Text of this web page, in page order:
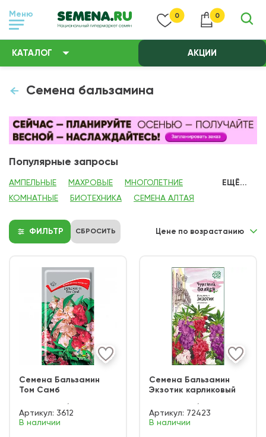
Меню 0 0
КАТАЛОГ АКЦИИ
Семена бальзамина
Популярные запросы
АМПЕЛЬНЫЕ МАХРОВЫЕ
МНОГОЛЕТНИЕ
КОМНАТНЫЕ
БИОТЕХНИКА СЕМЕНА АЛТАЯ
ЕЩЁ...
ФИЛЬТР СБРОСИТЬ Цене по возрастанию
Семена Бальзамин
Том Самб
Артикул: 3612
В наличии
Семена Бальзамин
Экзотик карликовый
Артикул: 72423
В наличии